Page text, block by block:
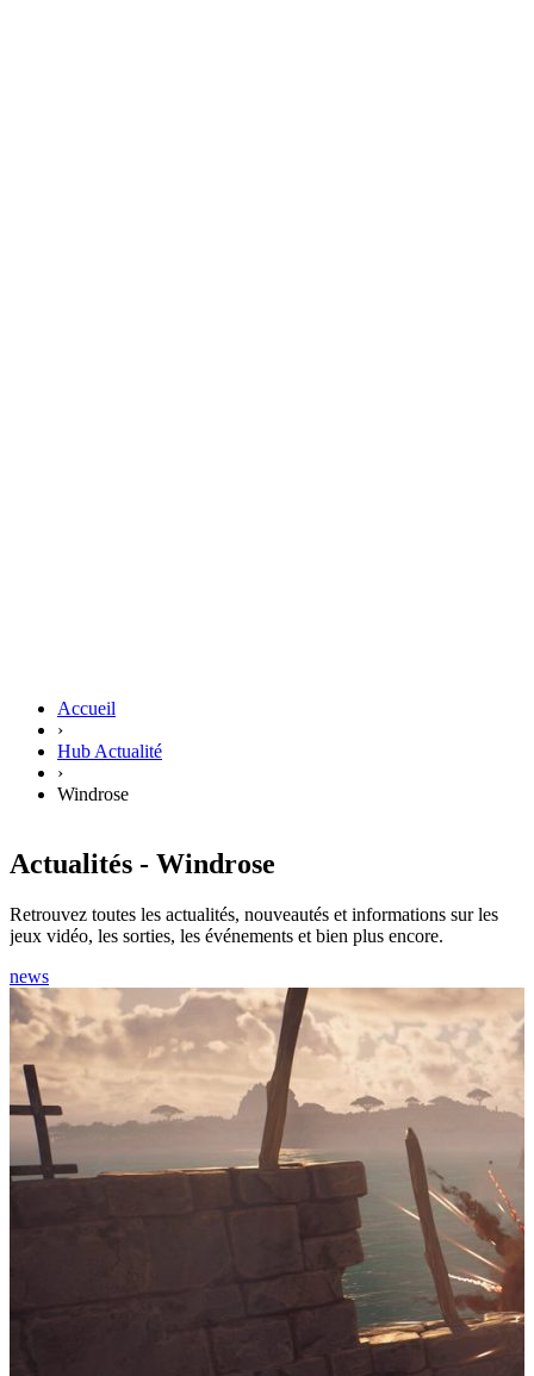
Accueil
›
Hub Actualité
›
Windrose
Actualités - Windrose
Retrouvez toutes les actualités, nouveautés et informations sur les
jeux vidéo, les sorties, les événements et bien plus encore.
news